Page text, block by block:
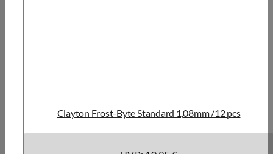
Clayton Frost-Byte Standard 1,08mm /12 pcs